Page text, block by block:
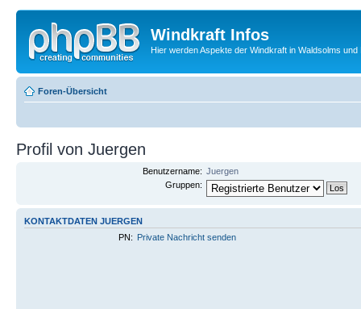
Windkraft Infos
Hier werden Aspekte der Windkraft in Waldsolms
Foren-Übersicht
Profil von Juergen
Benutzername: Juergen
Gruppen:
KONTAKTDATEN JUERGEN
PN: Private Nachricht senden